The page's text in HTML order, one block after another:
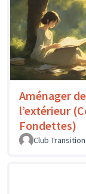
Aménager
l’extérieur
Fondettes)
Club